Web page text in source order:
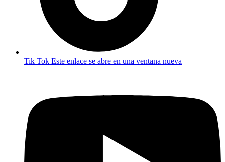
Tik Tok Este enlace se abre en una ventana nueva